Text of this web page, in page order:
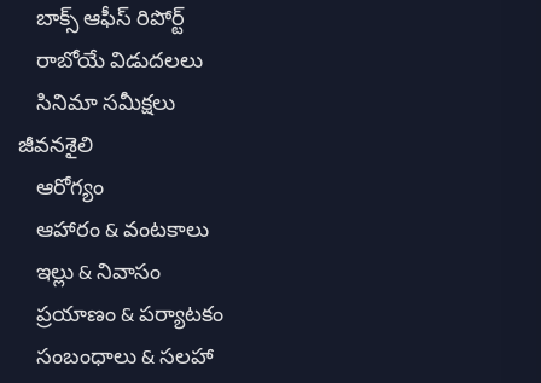
బాక్స్ ఆఫీస్ రిపోర్ట్
రాబోయే విడుదలలు
సినిమా సమీక్షలు
జీవనశైలి
ఆరోగ్యం
ఆహారం & వంటకాలు
ఇల్లు & నివాసం
ప్రయాణం & పర్యాటకం
సంబంధాలు & సలహా